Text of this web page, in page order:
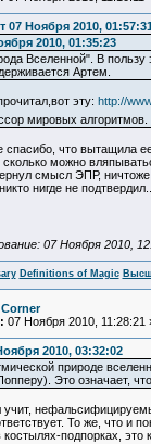
07 Ноября 2010,
2010, 01:35:23
Вселенной". В
Артем.
эту: http://
мировых алгоритмов.
спасибо, что вытащила
сколько можно
смысл ЭПР,
нигде не
07 Ноября 2010,
Definitions of Magic
07 Ноября 2010, 11:28:21
2010, 03:32:02
природе
Это означает,
учит,
То же, что и
подпорках, это